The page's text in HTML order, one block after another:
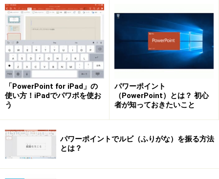
箇条書きの行頭文字を工夫して表現力アップ
箇条書きの先頭の表示される記号や連番を「行頭文
字」と呼びます。連番の振り方にこだわったりイラ
ストを利用するなどして、わかりやすさにこだわっ
てみましょう。
箇条書きの「行間」と「段落後」の使い分け
それぞれがどの部分の"アキ"を指しているかを正確
に理解して使いましょう。
「PowerPoint for iPad」の
使い方！iPadでパワポを使お
う
パワーポイント
（PowerPoint）とは？ 初心
者が知っておきたいこと
パワーポイントでルビ（ふりがな）を振る方法
とは？